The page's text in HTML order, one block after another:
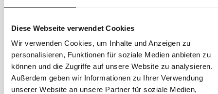
Diese Webseite verwendet Cookies
Wir verwenden Cookies, um Inhalte und Anzeigen zu
personalisieren, Funktionen für soziale Medien anbieten zu
können und die Zugriffe auf unsere Website zu analysieren.
Außerdem geben wir Informationen zu Ihrer Verwendung
unserer Website an unsere Partner für soziale Medien,
contenants et gèrent des débits élevés
24h/24. Grâce àVision-Technologie
l’IA et une technique de préhension
intelligente, il est facile de traiter des
tailles et poids d’emballages variés ainsi
que des configurations de palettes et